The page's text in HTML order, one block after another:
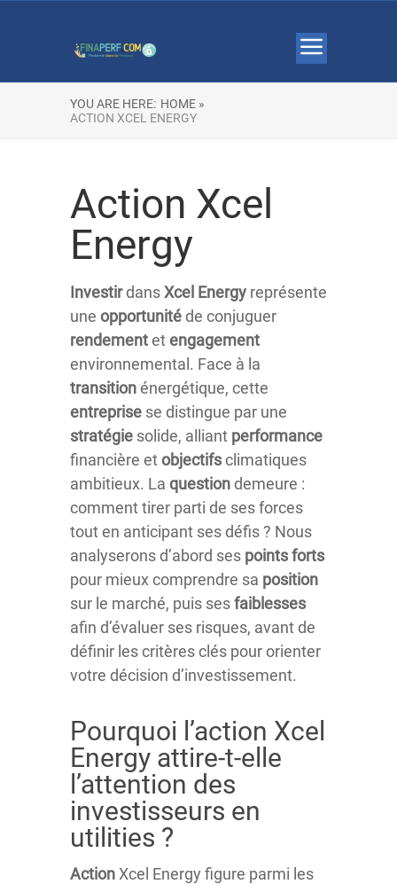
YOU ARE HERE: HOME »
ACTION XCEL ENERGY
Action Xcel
Energy
InvestirdansXcel Energy représente
une opportunité de conjuguer
rendementetengagement
environnemental. Face à la
transitionénergétique, cette
entreprise se distingue par une
stratégie solide, alliant performance
financière etobjectifsclimatiques
ambitieux. La question demeure :
comment tirer parti de ses forces
tout en anticipant ses défis ? Nous
analyserons d’abord ses points forts
pour mieux comprendre sa position
sur le marché, puis sesfaiblesses
afin d’évaluer ses risques, avant de
définir les critères clés pour orienter
votre décision d’investissement.
Pourquoi l’action Xcel
Energy attire-t-elle
l’attention des
investisseurs en
utilities ?
Action Xcel Energy figure parmi les